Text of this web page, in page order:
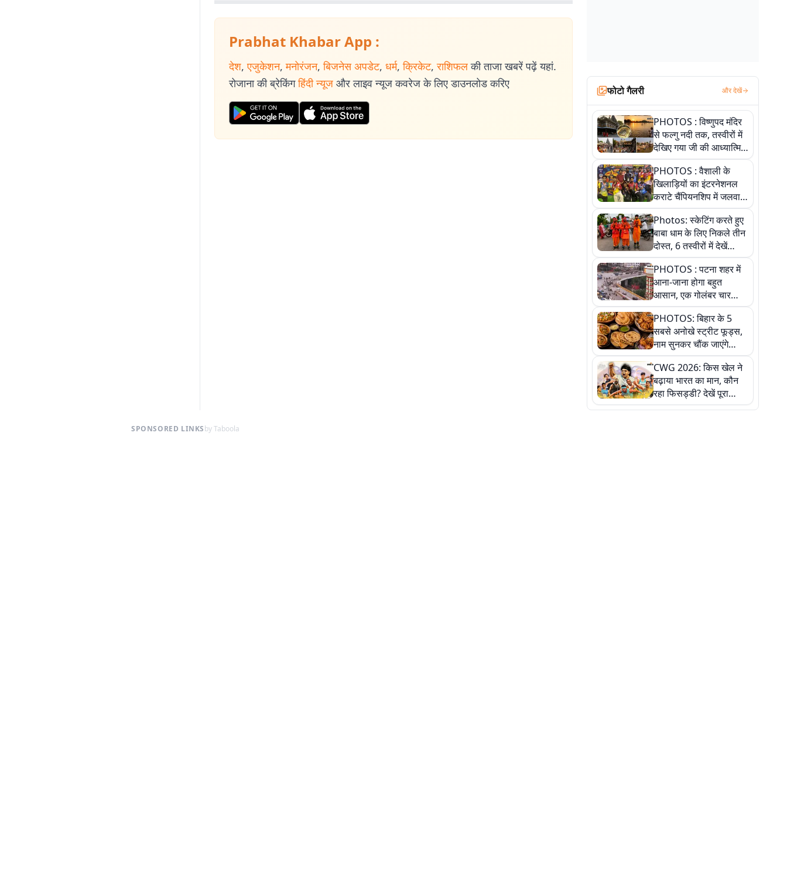
Prabhat Khabar App :
देश, एजुकेशन, मनोरंजन, बिजनेस अपडेट, धर्म, क्रिकेट, राशिफल की ताजा खबरें पढ़ें यहां.
रोजाना की ब्रेकिंग हिंदी न्यूज और लाइव न्यूज कवरेज के लिए डाउनलोड करिए
फोटो गैलरी और देखें
PHOTOS : विष्णुपद मंदिर
से फल्गु नदी तक, तस्वीरों में
देखिए गया जी की आध्यात्मिक
पहचान
PHOTOS : वैशाली के
खिलाड़ियों का इंटरनेशनल
कराटे चैंपियनशिप में जलवा,
जीते 9 पदक, पांच तस्वीर से
देखिए पूरा खेल
Photos: स्केटिंग करते हुए
बाबा धाम के लिए निकले तीन
दोस्त, 6 तस्वीरों में देखें
आस्था और जुनून की कहानी
PHOTOS : पटना शहर में
आना-जाना होगा बहुत
आसान, एक गोलंबर चार
फ्लाईओवर को जोड़ेगा
PHOTOS: बिहार के 5
सबसे अनोखे स्ट्रीट फूड्स,
नाम सुनकर चौंक जाएंगे
लेकिन स्वाद ऐसा कि बार-बार
खाने का करेगा मन
CWG 2026: किस खेल ने
बढ़ाया भारत का मान, कौन
रहा फिसड्डी? देखें पूरा
रिपोर्ट कार्ड
SPONSORED LINKSby Taboola